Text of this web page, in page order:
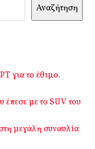
Αναζήτηση
για το έθιμο.
έπεσε με το SUV του
μεγάλη συναυλία